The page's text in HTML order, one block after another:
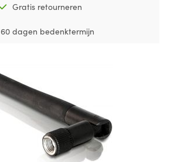
Gratis retourneren
60 dagen bedenktermijn